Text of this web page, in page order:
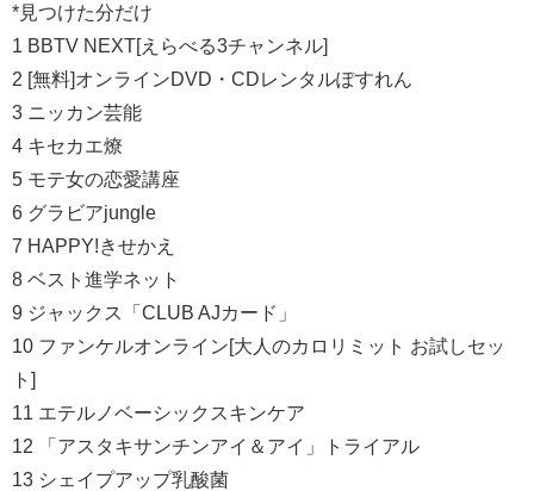
*見つけた分だけ
1 BBTV NEXT[えらべる3チャンネル]
2 [無料]オンラインDVD・CDレンタルぽすれん
3 ニッカン芸能
4 キセカエ燎
5 モテ女の恋愛講座
6 グラビアjungle
7 HAPPY!きせかえ
8 ベスト進学ネット
9 ジャックス「CLUB AJカード」
10 ファンケルオンライン[大人のカロリミット お試しセッ
ト]
11 エテルノベーシックスキンケア
12 「アスタキサンチンアイ＆アイ」トライアル
13 シェイプアップ乳酸菌